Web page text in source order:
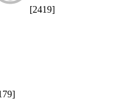
[2419]